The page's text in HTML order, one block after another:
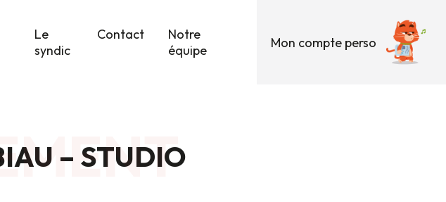
Le
syndic
Contact
Notre
équipe
Mon compte perso
– STUDIO